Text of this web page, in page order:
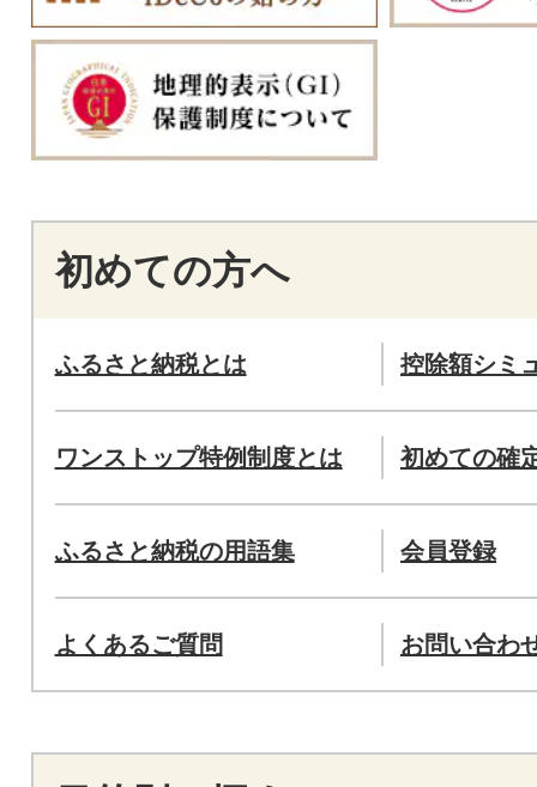
初めての方へ
ふるさと納税とは 控除額シミ
ワンストップ特例制度とは 初めての確
ふるさと納税の用語集 会員登録
よくあるご質問 お問い合わ